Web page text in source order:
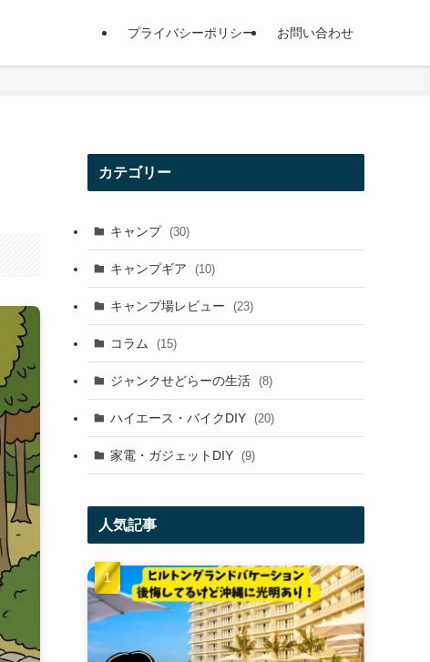
プライバシーポリシー お問い合わせ
カテゴリー
キャンプ (30)
キャンプギア (10)
キャンプ場レビュー (23)
コラム (15)
ジャンクせどらーの生活 (8)
ハイエース・バイクDIY (20)
家電・ガジェットDIY (9)
人気記事